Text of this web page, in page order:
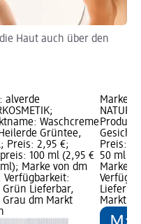
Haut auch über den
alverde
Waschcreme
Grüntee,
Preis: 2,95 €;
100 ml (2,95 €
Marke von dm
Verfügbarkeit:
Grün Lieferbar,
Grau dm Markt
Marke:
Preis:
50 ml
Marke
Markt